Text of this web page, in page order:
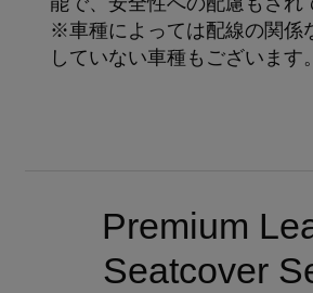
※車種によっては配線の関係
していない車種もございます。
Premium
Seatcover